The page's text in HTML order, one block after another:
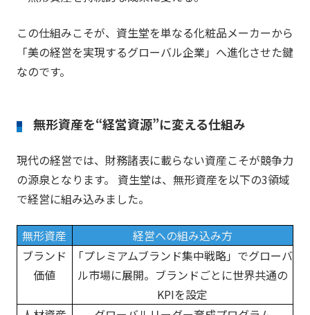
この仕組みこそが、資生堂を単なる化粧品メーカーから
「美の経営を実現するグローバル企業」へ進化させた鍵
なのです。
無形資産を“経営資源”に変える仕組み
現代の経営では、財務諸表に載らない資産こそが競争力
の源泉となります。 資生堂は、無形資産を以下の3領域
で経営に組み込みました。
無形資産
経営への組み込み方
ブランド
価値
「プレミアムブランド集中戦略」でグローバ
ル市場に展開。ブランドごとに世界共通の
KPIを設定